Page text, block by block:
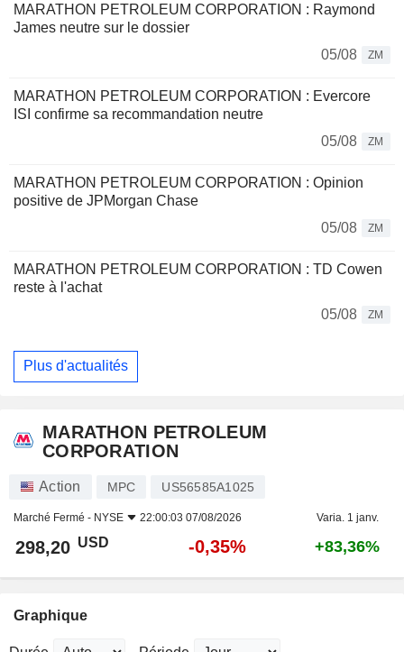
MARATHON PETROLEUM CORPORATION : Raymond
James neutre sur le dossier
05/08
ZM
MARATHON PETROLEUM CORPORATION : Evercore
ISI confirme sa recommandation neutre
05/08
ZM
MARATHON PETROLEUM CORPORATION : Opinion
positive de JPMorgan Chase
05/08
ZM
MARATHON PETROLEUM CORPORATION : TD Cowen
reste à l'achat
05/08
ZM
Plus d'actualités
MARATHON PETROLEUM
CORPORATION
Action MPC US56585A1025
Marché Fermé - NYSE 22:00:03 07/08/2026 Varia. 1 janv.
298,20 USD -0,35% +83,36%
Graphique